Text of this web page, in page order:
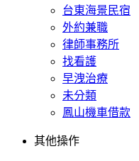
台東海景民宿
外約兼職
律師事務所
找看護
早洩治療
未分類
鳳山機車借款
其他操作